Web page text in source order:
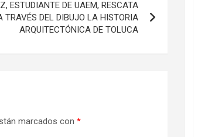
ESTUDIANTE DE UAEM, RESCATA
TRAVÉS DEL DIBUJO LA HISTORIA
ARQUITECTÓNICA DE TOLUCA
marcados con *